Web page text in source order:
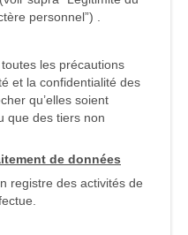
personnel”) .
les précautions
et la confidentialité des
qu’elles soient
que des tiers non
de données
registre des activités de